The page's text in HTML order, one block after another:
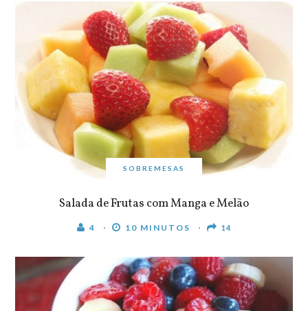
SOBREMESAS
Salada de Frutas com Manga e Melão
4 10 MINUTOS 14